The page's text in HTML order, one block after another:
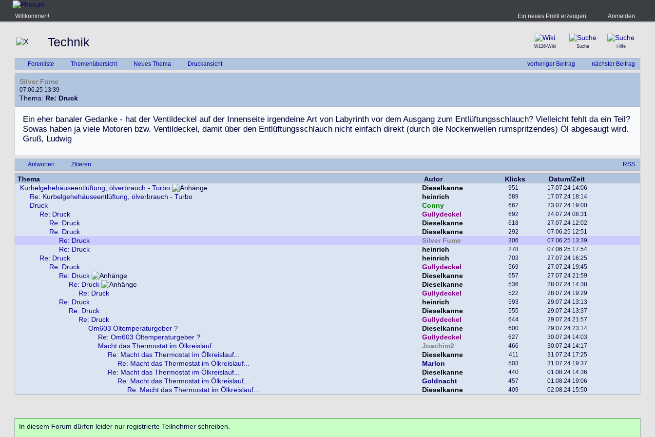
Willkommen! Ein neues Profil erzeugen Anmelden
Technik W126-Wiki Suche Hilfe
vorheriger Beitrag nächster Beitrag
Forenliste Themenübersicht Neues Thema Druckansicht
Silver Fume
07.06.25 13:39
Thema: Re: Druck
Ein eher banaler Gedanke - hat der Ventildeckel auf der Innenseite irgendeine Art von Labyrinth vor dem Ausgang zum Entlüftungsschlauch? Vielleicht fehlt da ein Teil?
Sowas haben ja viele Motoren bzw. Ventildeckel, damit über den Entlüftungsschlauch nicht einfach direkt (durch die Nockenwellen rumspritzendes) Öl abgesaugt wird.
Gruß, Ludwig
Antworten Zitieren RSS
Thema Autor Klicks
Datum/Zeit
Kurbelgehehäuseentlüftung, ölverbrauch - Turbo
Dieselkanne 951 17.07.24 14:06
Re: Kurbelgehehäuseentlüftung, ölverbrauch - Turbo heinrich 589 17.07.24 18:14
Druck Conny 662 23.07.24 19:00
Re: Druck Gullydeckel 692 24.07.24 08:31
Re: Druck Dieselkanne 618 27.07.24 12:02
Re: Druck Dieselkanne 292 07.06.25 12:51
Re: Druck Silver Fume 306 07.06.25 13:39
Re: Druck heinrich 278 07.06.25 17:54
Re: Druck heinrich 703 27.07.24 16:25
Re: Druck Gullydeckel 569 27.07.24 19:45
Re: Druck Dieselkanne 657 27.07.24 21:59
Re: Druck Dieselkanne 536 28.07.24 14:38
Re: Druck Gullydeckel 522 28.07.24 19:29
Re: Druck heinrich 593 29.07.24 13:13
Re: Druck Dieselkanne 555 29.07.24 13:37
Re: Druck Gullydeckel 644 29.07.24 21:57
Om603 Öltemperaturgeber ? Dieselkanne 600 29.07.24 23:14
Re: Om603 Öltemperaturgeber ? Gullydeckel 627 30.07.24 14:03
Macht das Thermostat im Ölkreislauf... Joachim2 466 30.07.24 14:17
Re: Macht das Thermostat im Ölkreislauf... Dieselkanne 411 31.07.24 17:25
Re: Macht das Thermostat im Ölkreislauf... Marlon 503 31.07.24 19:37
Re: Macht das Thermostat im Ölkreislauf... Dieselkanne 440 01.08.24 14:36
Re: Macht das Thermostat im Ölkreislauf... Goldnacht 457 01.08.24 19:06
Re: Macht das Thermostat im Ölkreislauf... Dieselkanne 409 02.08.24 15:50
In diesem Forum dürfen leider nur registrierte Teilnehmer schreiben.